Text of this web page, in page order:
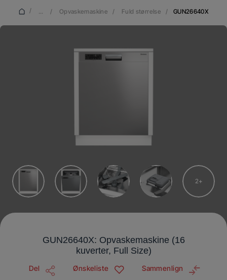
/ ... / Opvaskemaskine / Fuld størrelse / GUN26640X
2
GUN26640X: Opvaskemaskine (16
kuverter, Full Size)
Del Ønskeliste Sammenlign